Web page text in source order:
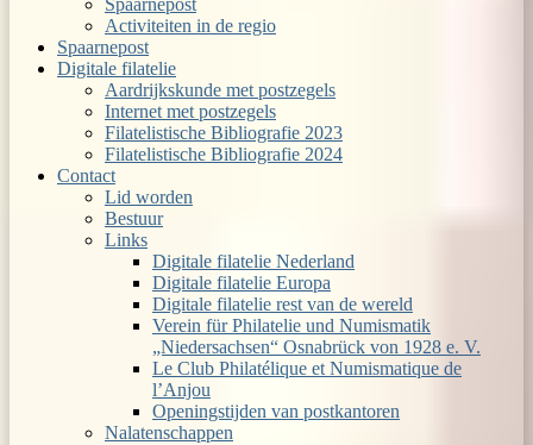
Spaarnepost
Activiteiten in de regio
Spaarnepost
Digitale filatelie
Aardrijkskunde met postzegels
Internet met postzegels
Filatelistische Bibliografie 2023
Filatelistische Bibliografie 2024
Contact
Lid worden
Bestuur
Links
Digitale filatelie Nederland
Digitale filatelie Europa
Digitale filatelie rest van de wereld
Verein für Philatelie und Numismatik
„Niedersachsen“ Osnabrück von 1928 e. V.
Le Club Philatélique et Numismatique de
l’Anjou
Openingstijden van postkantoren
Nalatenschappen